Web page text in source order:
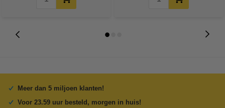
Meer dan 5 miljoen klanten!
Voor 23.59 uur besteld, morgen in huis!